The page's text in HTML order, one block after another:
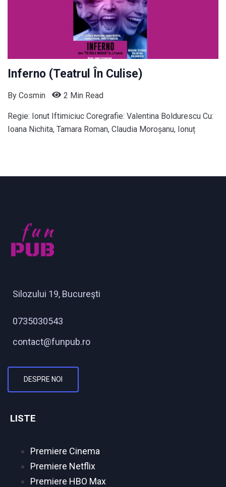
Inferno (Teatrul În Culise)
By Cosmin 2 Min Read
Regie: Ionut Iftimiciuc Coregrafie: Valentina Boldurescu Cu:
Ioana Nichita, Tamara Roman, Claudia Moroșanu, Ionuț
Silozului 19, Bucureşti
0735030543
contact@funpub.ro
DESPRE NOI
LISTE
Premiere Cinema
Premiere Netflix
Premiere HBO Max